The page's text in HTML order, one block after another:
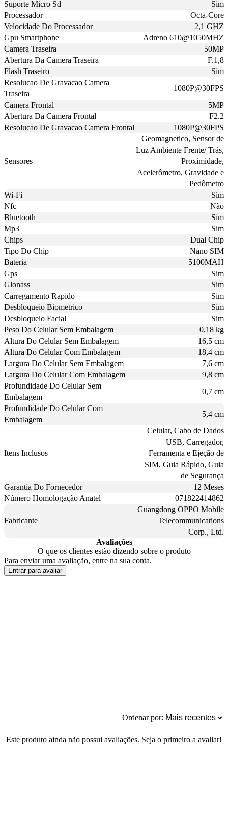
Suporte Micro Sd
Sim
Processador
Octa-Core
Velocidade Do Processador
2,1 GHZ
Gpu Smartphone
Adreno 610@1050MHZ
Camera Traseira
50MP
Abertura Da Camera Traseira
F.1,8
Flash Traseiro
Sim
Resolucao De Gravacao Camera
Traseira
1080P@30FPS
Camera Frontal
5MP
Abertura Da Camera Frontal
F2.2
Resolucao De Gravacao Camera Frontal
1080P@30FPS
Sensores
Geomagnetico, Sensor de
Luz Ambiente Frente/ Trás,
Proximidade,
Acelerômetro, Gravidade e
Pedômetro
Wi-Fi
Sim
Nfc
Não
Bluetooth
Sim
Mp3
Sim
Chips
Dual Chip
Tipo Do Chip
Nano SIM
Bateria
5100MAH
Gps
Sim
Glonass
Sim
Carregamento Rapido
Sim
Desbloqueio Biometrico
Sim
Desbloqueio Facial
Sim
Peso Do Celular Sem Embalagem
0,18 kg
Altura Do Celular Sem Embalagem
16,5 cm
Altura Do Celular Com Embalagem
18,4 cm
Largura Do Celular Sem Embalagem
7,6 cm
Largura Do Celular Com Embalagem
9,8 cm
Profundidade Do Celular Sem
Embalagem
0,7 cm
Profundidade Do Celular Com
Embalagem
5,4 cm
Itens Inclusos
Celular, Cabo de Dados
USB, Carregador,
Ferramenta e Ejeção de
SIM, Guia Rápido, Guia
de Segurança
Garantia Do Fornecedor
12 Meses
Número Homologação Anatel
071822414862
Fabricante
Guangdong OPPO Mobile
Telecommunications
Corp., Ltd.
Avaliações
O que os clientes estão dizendo sobre o produto
Para enviar uma avaliação, entre na sua conta.
Entrar para avaliar
Ordenar por:
Este produto ainda não possui avaliações. Seja o primeiro a avaliar!